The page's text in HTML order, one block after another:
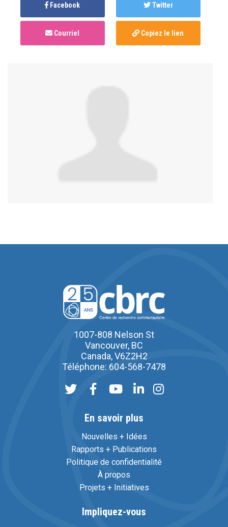
Facebook Twitter
Courriel Copiez le lien
1007-808 Nelson St
Vancouver, BC
Canada, V6Z2H2
Téléphone: 604-568-7478
En savoir plus
Nouvelles + Idées
Rapports + Publications
Politique de confidentialité
À propos
Projets + Initiatives
Impliquez-vous